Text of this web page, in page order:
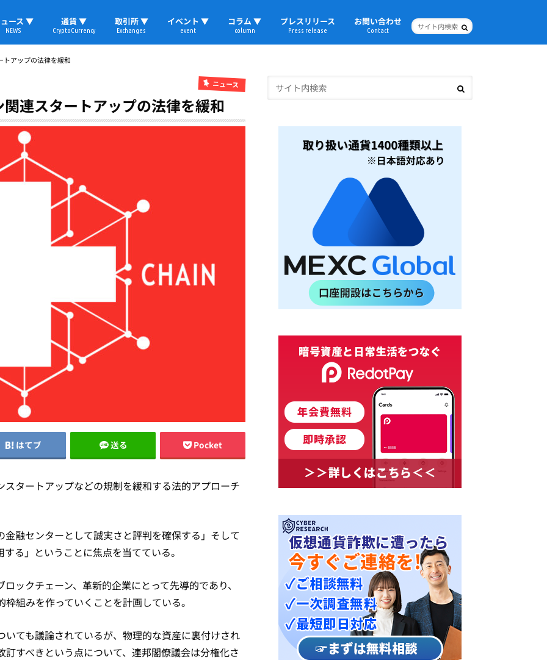
ース ▼
NEWS
通貨 ▼
CryptoCurrency
取引所 ▼
Exchanges
イベント ▼
event
コラム ▼
column
プレスリリース
Press release
お問い合わせ
Contact
トアップの法律を緩和
ニュース
連スタートアップの法律を緩和
はてブ 送る Pocket
タートアップなどの規制を緩和する法的アプローチ
融センターとして誠実さと評判を確保する」そして
る」ということに焦点を当てている。
ックチェーン、革新的企業にとって先導的であり、
組みを作っていくことを計画している。
ても議論されているが、物理的な資産に裏付けされ
すべきという点について、連邦閣僚議会は分権化さ